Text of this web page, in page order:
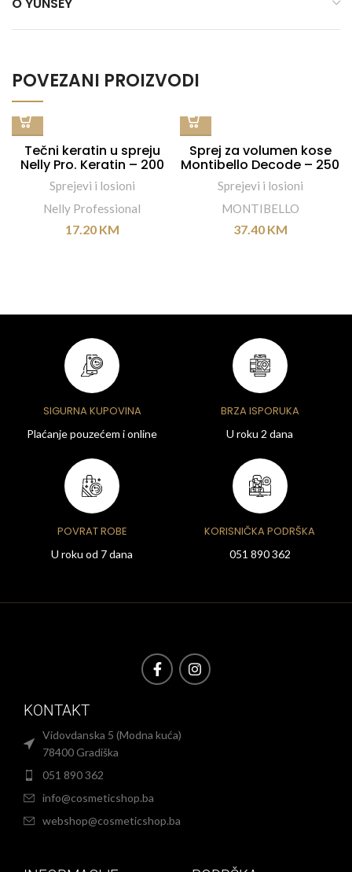
POVEZANI PROIZVODI
Tečni keratin u spreju
Nelly Pro. Keratin – 200
ml
Sprejevi i losioni
Nelly Professional
17.20 KM
Sprej za volumen kose
Montibello Decode – 250
ml
Sprejevi i losioni
MONTIBELLO
37.40 KM
SIGURNA KUPOVINA
Plaćanje pouzećem i online
BRZA ISPORUKA
U roku 2 dana
POVRAT ROBE
U roku od 7 dana
KORISNIČKA PODRŠKA
051 890 362
KONTAKT
Vidovdanska 5 (Modna kuća)
78400 Gradiška
051 890 362
info@cosmeticshop.ba
webshop@cosmeticshop.ba